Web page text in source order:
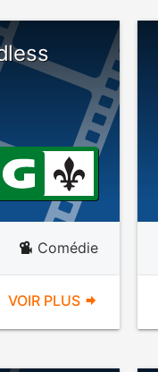
Comédie
VOIR PLUS